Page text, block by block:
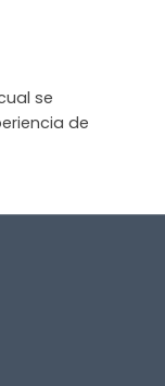
se
de